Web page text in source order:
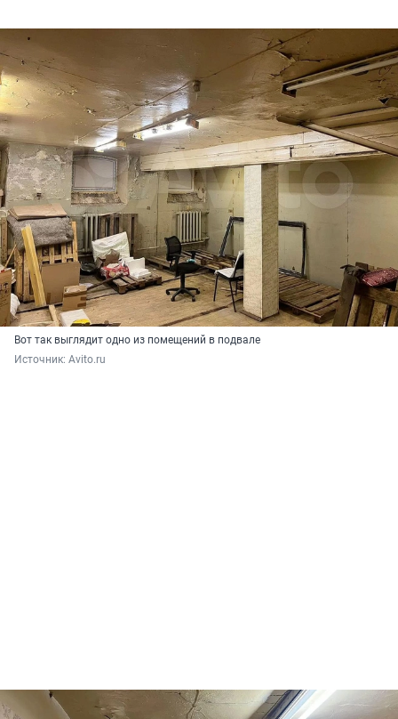
Вот так выглядит одно из помещений в подвале
Источник: Avito.ru